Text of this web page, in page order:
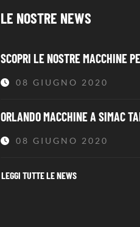
LE NOSTRE NEWS
SCOPRI LE NOSTRE MACCHINE
08 GIUGNO 2020
ORLANDO MACCHINE A SIMAC
08 GIUGNO 2020
LEGGI TUTTE LE NEWS